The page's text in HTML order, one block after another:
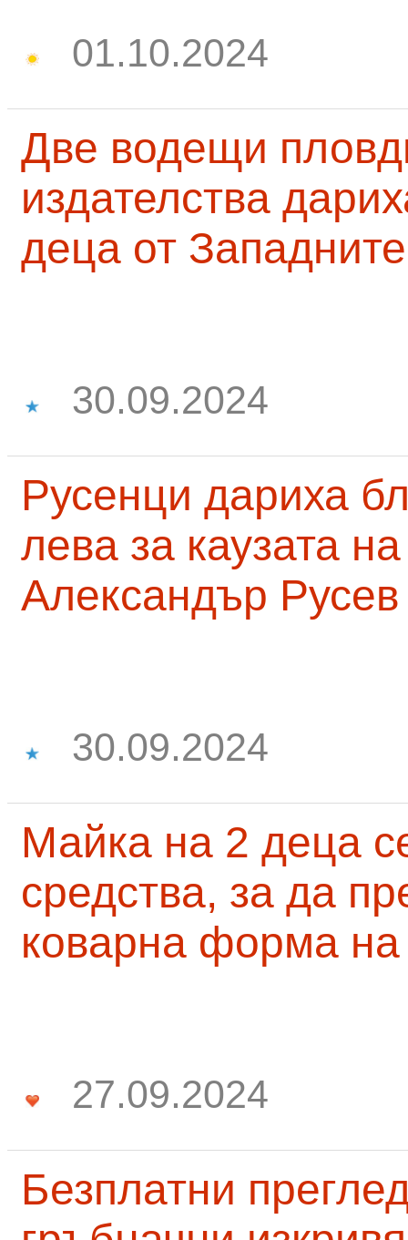
01.10.2024
Две водещи
издателства
деца от
30.09.2024
Русенци дариха
лева за каузата
Александър Русев
30.09.2024
Майка на 2 деца
средства, за да
коварна форма на
27.09.2024
Безплатни